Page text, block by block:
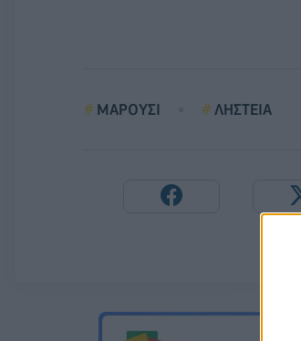
ΜΑΡΟΥΣΙ ΛΗΣΤΕΙΑ